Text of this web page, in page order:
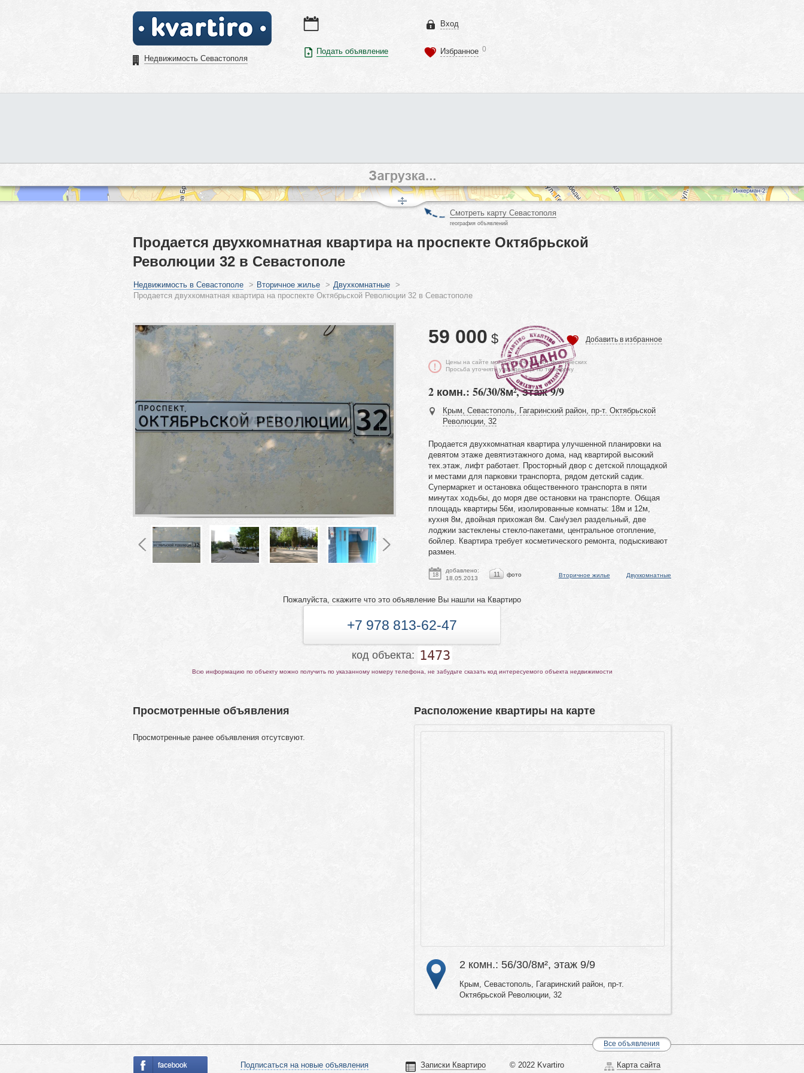
Недвижимость Севастополя
Подать объявление
Вход
Избранное 0
Смотреть карту Севастополя
география объявлений
Продается двухкомнатная квартира на проспекте Октябрьской
Революции 32 в Севастополе
Недвижимость в Севастополе > Вторичное жилье > Двухкомнатные >
Продается двухкомнатная квартира на проспекте Октябрьской Революции 32 в Севастополе
59 000 $ Добавить в избранное
Цены на сайте могут отличаться от фактических
Просьба уточнять у владельца по телефону
2 комн.: 56/30/8м², этаж 9/9
Крым, Севастополь, Гагаринский район, пр-т. Октябрьской
Революции, 32
Продается двухкомнатная квартира улучшенной планировки на
девятом этаже девятиэтажного дома, над квартирой высокий
тех.этаж, лифт работает. Просторный двор с детской площадкой
и местами для парковки транспорта, рядом детский садик.
Супермаркет и остановка общественного транспорта в пяти
минутах ходьбы, до моря две остановки на транспорте. Общая
площадь квартиры 56м, изолированные комнаты: 18м и 12м,
кухня 8м, двойная прихожая 8м. Сан/узел раздельный, две
лоджии застеклены стекло-пакетами, центральное отопление,
бойлер. Квартира требует косметического ремонта, подыскивают
размен.
18
добавлено:
18.05.2013
11 фото Вторичное жилье Двухкомнатные
Пожалуйста, скажите что это объявление Вы нашли на Квартиро
+7 978 813-62-47
код объекта: 1473
Всю информацию по объекту можно получить по указанному номеру телефона, не забудьте сказать код интересуемого объекта недвижимости
Расположение квартиры на карте
2 комн.: 56/30/8м², этаж 9/9
Крым, Севастополь, Гагаринский район, пр-т.
Октябрьской Революции, 32
Просмотренные объявления
Просмотренные ранее объявления отсутсвуют.
Все объявления
Подписаться на новые объявления Записки Квартиро © 2022 Kvartiro Карта сайта